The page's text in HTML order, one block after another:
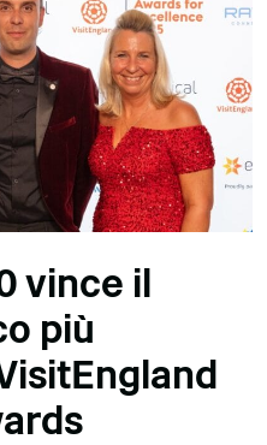
vince il
più